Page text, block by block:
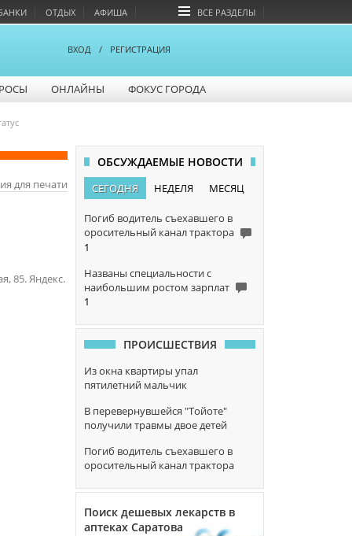
ОТДЫХ АФИША ВСЕ РАЗДЕЛЫ
ВХОД / РЕГИСТРАЦИЯ
ОНЛАЙНЫ ФОКУС ГОРОДА
для печати
85. Яндекс.
ОБСУЖДАЕМЫЕ НОВОСТИ
СЕГОДНЯ НЕДЕЛЯ МЕСЯЦ
Погиб водитель съехавшего в
оросительный канал трактора
1
Названы специальности с
наибольшим ростом зарплат
1
ПРОИСШЕСТВИЯ
Из окна квартиры упал
пятилетний мальчик
В перевернувшейся "Тойоте"
получили травмы двое детей
Погиб водитель съехавшего в
оросительный канал трактора
Поиск дешевых лекарств в
аптеках Саратова